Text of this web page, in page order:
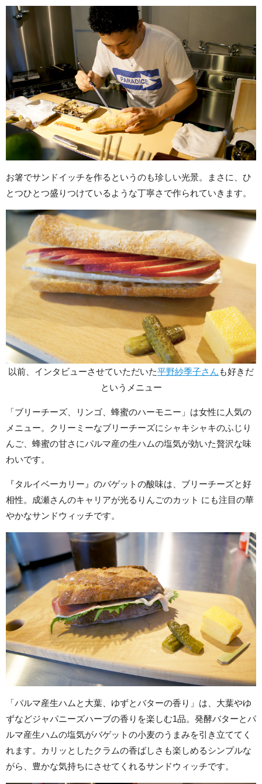
お箸でサンドイッチを作るというのも珍しい光景。まさに、ひ
とつひとつ盛りつけているような丁寧さで作られていきます。
以前、インタビューさせていただいた平野紗季子さん も好きだ
というメニュー
「ブリーチーズ、リンゴ、蜂蜜のハーモニー」は女性に人気の
メニュー。クリーミーなブリーチーズにシャキシャキのふじり
んご、蜂蜜の甘さにパルマ産の生ハムの塩気が効いた贅沢な味
わいです。
『タルイベーカリー』のバゲットの酸味は、ブリーチーズと好
相性。成瀬さんのキャリアが光るりんごのカット にも注目の華
やかなサンドウィッチです。
「パルマ産生ハムと大葉、ゆずとバターの香り」は、大葉やゆ
ずなどジャパニーズハーブの香りを楽しむ1品。発酵バターとパ
ルマ産生ハムの塩気がバゲットの小麦のうまみを引き立ててく
れます。カリッとしたクラムの香ばしさも楽しめるシンプルな
がら、豊かな気持ちにさせてくれるサンドウィッチです。